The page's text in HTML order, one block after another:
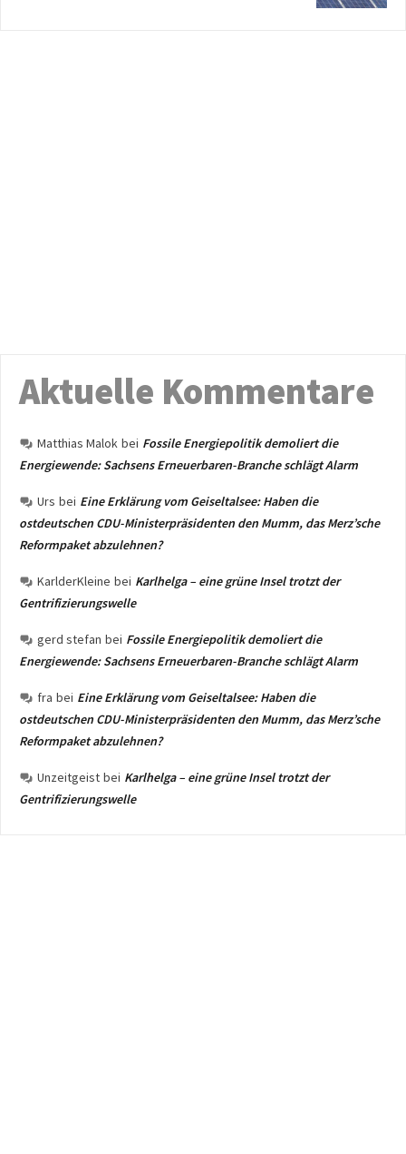
Aktuelle Kommentare
Matthias Malok bei Fossile Energiepolitik demoliert die
Energiewende: Sachsens Erneuerbaren-Branche schlägt Alarm
Urs bei Eine Erklärung vom Geiseltalsee: Haben die
ostdeutschen CDU-Ministerpräsidenten den Mumm, das Merz’sche
Reformpaket abzulehnen?
KarlderKleine bei Karlhelga – eine grüne Insel trotzt der
Gentrifizierungswelle
gerd stefan bei Fossile Energiepolitik demoliert die
Energiewende: Sachsens Erneuerbaren-Branche schlägt Alarm
fra bei Eine Erklärung vom Geiseltalsee: Haben die
ostdeutschen CDU-Ministerpräsidenten den Mumm, das Merz’sche
Reformpaket abzulehnen?
Unzeitgeist bei Karlhelga – eine grüne Insel trotzt der
Gentrifizierungswelle